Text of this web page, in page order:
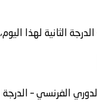
الثانية لهذا
الفرنسي – الدرجة